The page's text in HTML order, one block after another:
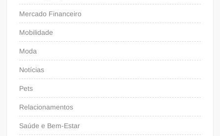
Mercado Financeiro
Mobilidade
Moda
Notícias
Pets
Relacionamentos
Saúde e Bem-Estar